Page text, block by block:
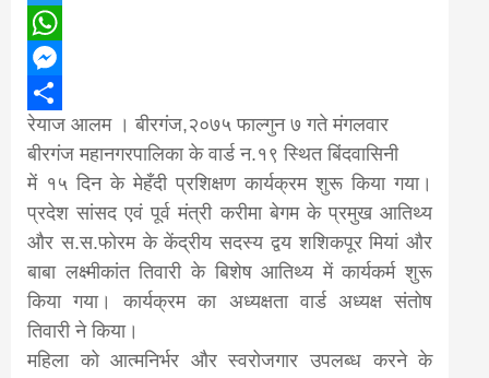
news,financial
news,
khabar
Twitter
WhatsApp
Messenger
Share
रेयाज आलम । बीरगंज,२०७५ फाल्गुन ७ गते मंगलवार
बीरगंज महानगरपालिका के वार्ड न.१९ स्थित बिंदवासिनी
में १५ दिन के मेहँदी प्रशिक्षण कार्यक्रम शुरू किया गया।
प्रदेश सांसद एवं पूर्व मंत्री करीमा बेगम के प्रमुख आतिथ्य
और स.स.फोरम के केंद्रीय सदस्य द्वय शशिकपूर मियां और
बाबा लक्ष्मीकांत तिवारी के बिशेष आतिथ्य में कार्यकर्म शुरू
किया गया। कार्यक्रम का अध्यक्षता वार्ड अध्यक्ष संतोष
तिवारी ने किया।
महिला को आत्मनिर्भर और स्वरोजगार उपलब्ध करने के